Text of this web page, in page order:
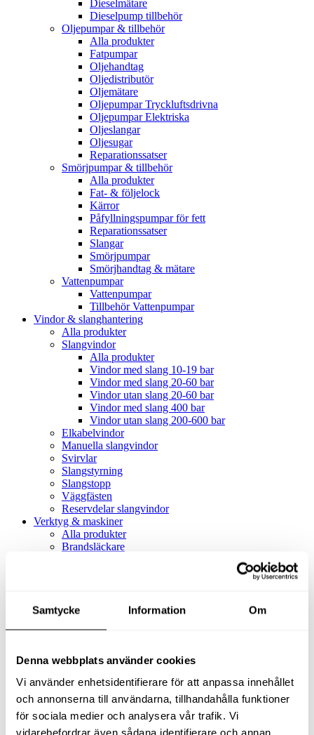
Samtycke Information Om
Denna webbplats använder cookies
Vi använder enhetsidentifierare för att anpassa innehållet
och annonserna till användarna, tillhandahålla funktioner
för sociala medier och analysera vår trafik. Vi
vidarebefordrar även sådana identifierare och annan
Dieselmätare
Dieselpump tillbehör
Oljepumpar & tillbehör
Alla produkter
Fatpumpar
Oljehandtag
Oljedistributör
Oljemätare
Oljepumpar Tryckluftsdrivna
Oljepumpar Elektriska
Oljeslangar
Oljesugar
Reparationssatser
Smörjpumpar & tillbehör
Alla produkter
Fat- & följelock
Kärror
Påfyllningspumpar för fett
Reparationssatser
Slangar
Smörjpumpar
Smörjhandtag & mätare
Vattenpumpar
Vattenpumpar
Tillbehör Vattenpumpar
Vindor & slanghantering
Alla produkter
Slangvindor
Alla produkter
Vindor med slang 10-19 bar
Vindor med slang 20-60 bar
Vindor utan slang 20-60 bar
Vindor med slang 400 bar
Vindor utan slang 200-600 bar
Elkabelvindor
Manuella slangvindor
Svirvlar
Slangstyrning
Slangstopp
Väggfästen
Reservdelar slangvindor
Verktyg & maskiner
Alla produkter
Brandsläckare
Alla produkter
Slangfäste
Textil- & Våtdammsugare
Tillbehör Textil- & våtdammsugare
Adaptrar
Dammsugare